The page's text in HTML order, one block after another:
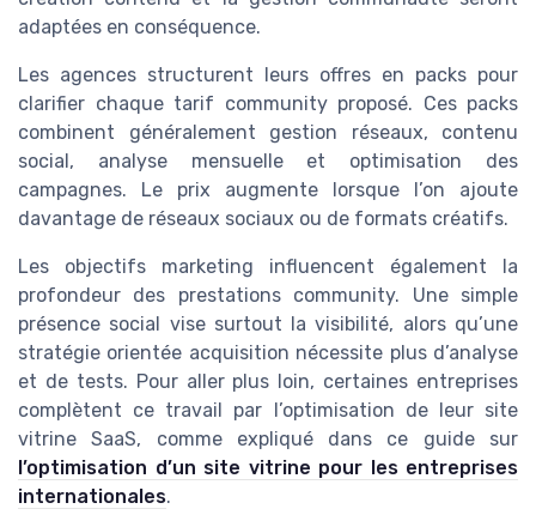
adaptées en conséquence.
Les agences structurent leurs offres en packs pour
clarifier chaque tarif community proposé. Ces packs
combinent généralement gestion réseaux, contenu
social, analyse mensuelle et optimisation des
campagnes. Le prix augmente lorsque l’on ajoute
davantage de réseaux sociaux ou de formats créatifs.
Les objectifs marketing influencent également la
profondeur des prestations community. Une simple
présence social vise surtout la visibilité, alors qu’une
stratégie orientée acquisition nécessite plus d’analyse
et de tests. Pour aller plus loin, certaines entreprises
complètent ce travail par l’optimisation de leur site
vitrine SaaS, comme expliqué dans ce guide sur
l’optimisation d’un site vitrine pour les entreprises
internationales.